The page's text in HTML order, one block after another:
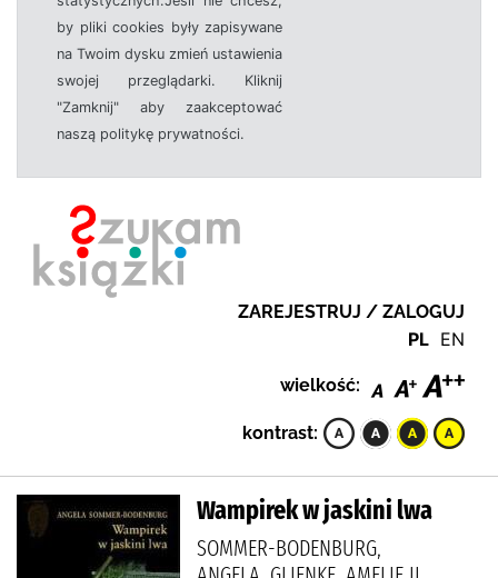
by pliki cookies były zapisywane
na Twoim dysku zmień ustawienia
swojej przeglądarki. Kliknij
"Zamknij" aby zaakceptować
naszą politykę prywatności.
ZAREJESTRUJ / ZALOGUJ
PL EN
wielkość:
kontrast:
Wampirek w jaskini lwa
SOMMER-BODENBURG,